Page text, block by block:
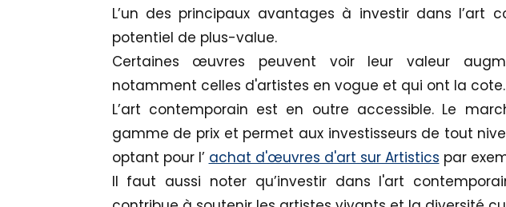
L’un des principaux avantages à investir dans l’art
potentiel de plus-value.
Certaines œuvres peuvent voir leur valeur
notamment celles d'artistes en vogue et qui ont la cote.
L’art contemporain est en outre accessible. Le
gamme de prix et permet aux investisseurs de tout
optant pour l’ achat d'œuvres d'art sur Artistics par
Il faut aussi noter qu’investir dans l'art